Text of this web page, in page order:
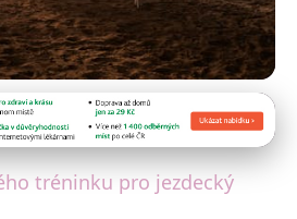
Trénink
a Bezpečnost v
tréninku pro jezdecký